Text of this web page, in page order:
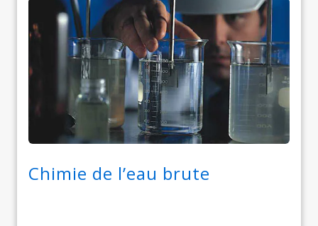
Chimie de l’eau brute